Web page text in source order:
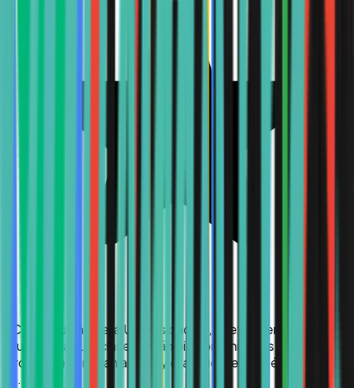
Como alumna de la Universidad Uk, mi experiencia ha sido
muy buena. Las clases están bien organizadas, los
profesores brindan apoyo y el ambiente académico es
a...